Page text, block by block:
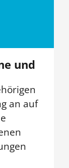
und
an auf